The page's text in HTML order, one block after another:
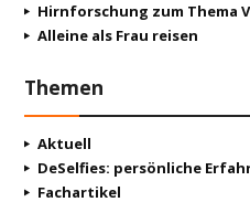
Hirnforschung zum Thema
Alleine als Frau reisen
Themen
Aktuell
DeSelfies: persönliche
Fachartikel